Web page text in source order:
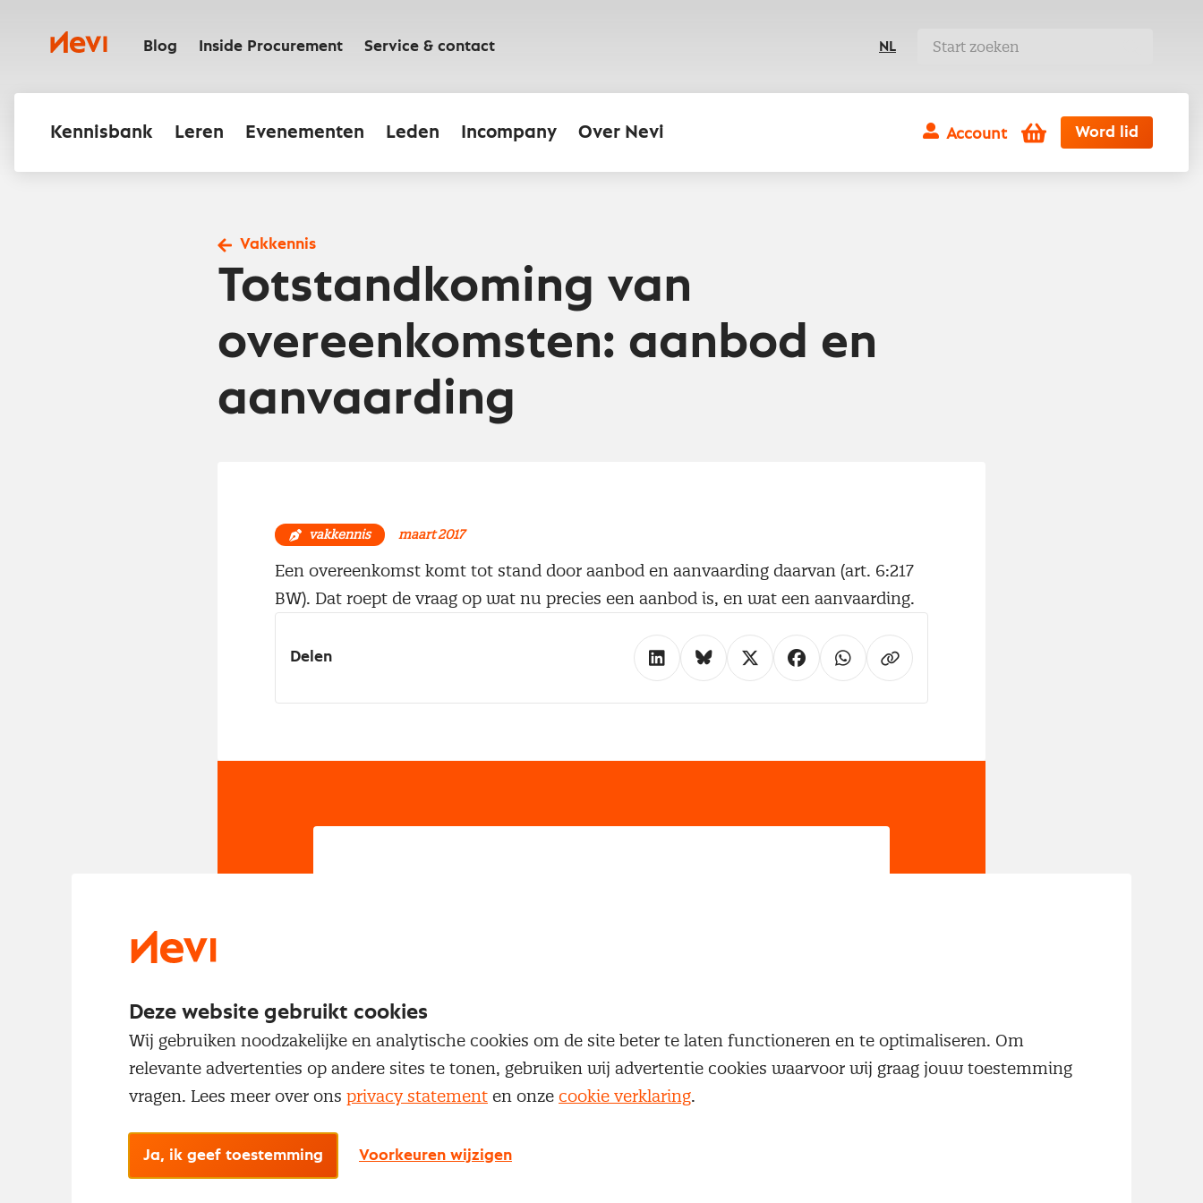
inhoudNevi Blog Inside Procurement Service & contact NL
Kennisbank Leren Evenementen Leden Incompany Over Nevi Account Winkelwagen
Word lid
Vakkennis
Totstandkoming van
overeenkomsten: aanbod en
aanvaarding
vakkennis maart 2017
Een overeenkomst komt tot stand door aanbod en aanvaarding daarvan (art. 6:217
BW). Dat roept de vraag op wat nu precies een aanbod is, en wat een aanvaarding.
Delen
Inloggen
Deze website gebruikt cookies
Wij gebruiken noodzakelijke en analytische cookies om de site beter te laten functioneren en te optimaliseren. Om
relevante advertenties op andere sites te tonen, gebruiken wij advertentie cookies waarvoor wij graag jouw toestemming
vragen. Lees meer over ons privacy statement en onze cookie verklaring.
Ja, ik geef toestemming Voorkeuren wijzigen